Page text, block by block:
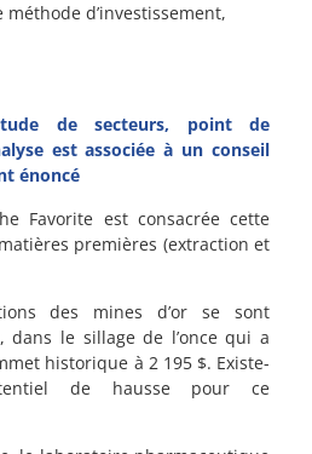
d’investissement,
de secteurs, point de
est associée à un conseil
énoncé
Favorite est consacrée cette
premières (extraction et
des mines d’or se sont
dans le sillage de l’once qui a
historique à 2 195 $. Existe-
de hausse pour ce